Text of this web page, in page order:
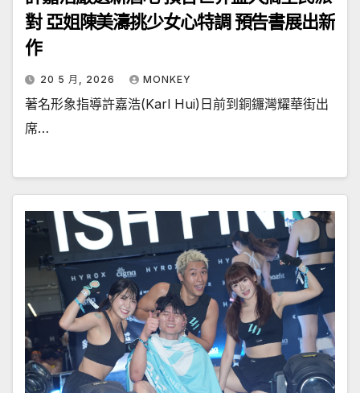
對 亞姐陳美濤挑少女心特調 預告書展出新
作
20 5 月, 2026 MONKEY
著名形象指導許嘉浩(Karl Hui)日前到銅鑼灣耀華街出
席…